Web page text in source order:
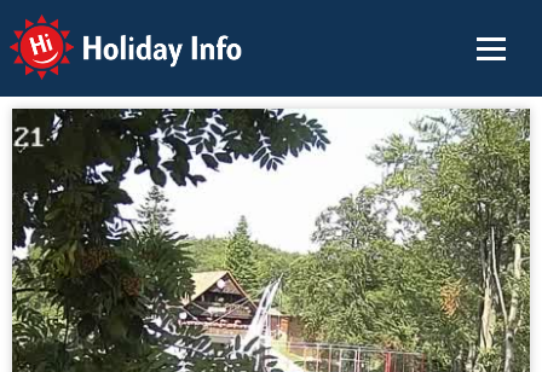
Holiday Info